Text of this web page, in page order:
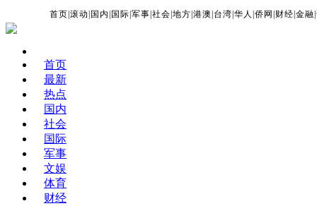
首页 |滚动 国内 国际 |军事 |社会 |地方 |港澳 台湾 |华人 |侨网 财经 |金融 |
首页
最新
热点
国内
社会
国际
军事
文娱
体育
财经